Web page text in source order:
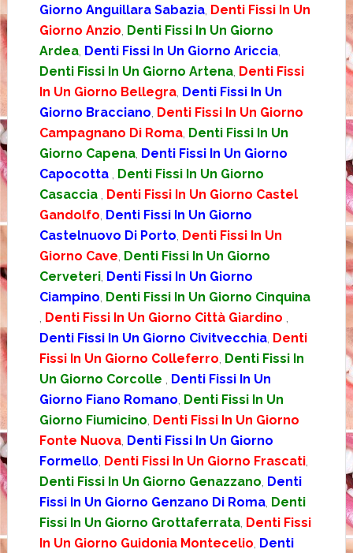
Giorno Anguillara Sabazia, Denti Fissi In Un
Giorno Anzio Denti Fissi In Un Giorno
Ardea, Denti Fissi In Un Giorno Ariccia,
Denti Fissi In Un Giorno Artena, Denti Fissi
In Un Giorno Bellegra, Denti Fissi In Un
Giorno Bracciano Denti Fissi In Un Giorno
Campagnano Di Roma, Denti Fissi In Un
Giorno Capena, Denti Fissi In Un Giorno
Capocotta
Denti Fissi In Un Giorno
Casaccia
Denti Fissi In Un Giorno Castel
Gandolfo Denti Fissi In Un Giorno
Castelnuovo Di Porto Denti Fissi In Un
Giorno Cave Denti Fissi In Un Giorno
Cerveteri, Denti Fissi In Un Giorno
Ciampino Denti Fissi In Un Giorno Cinquina
Denti Fissi In Un Giorno Città Giardino
Denti Fissi In Un Giorno Civitvecchia, Denti
Fissi In Un Giorno Colleferro Denti Fissi In
Un Giorno Corcolle
Denti Fissi In Un
Giorno Fiano Romano Denti Fissi In Un
Giorno Fiumicino Denti Fissi In Un Giorno
Fonte Nuova, Denti Fissi In Un Giorno
Formello Denti Fissi In Un Giorno Frascati,
Denti Fissi In Un Giorno Genazzano Denti
Fissi In Un Giorno Genzano Di Roma, Denti
Fissi In Un Giorno Grottaferrata, Denti Fissi
In Un Giorno Guidonia Montecelio Denti